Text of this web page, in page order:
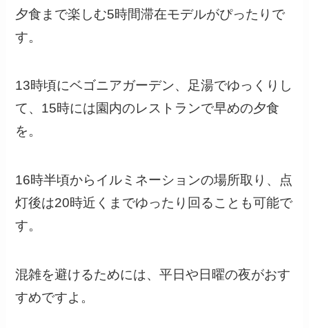
夕食まで楽しむ5時間滞在モデルがぴったりで
す。
13時頃にベゴニアガーデン、足湯でゆっくりし
て、15時には園内のレストランで早めの夕食
を。
16時半頃からイルミネーションの場所取り、点
灯後は20時近くまでゆったり回ることも可能で
す。
混雑を避けるためには、平日や日曜の夜がおす
すめですよ。